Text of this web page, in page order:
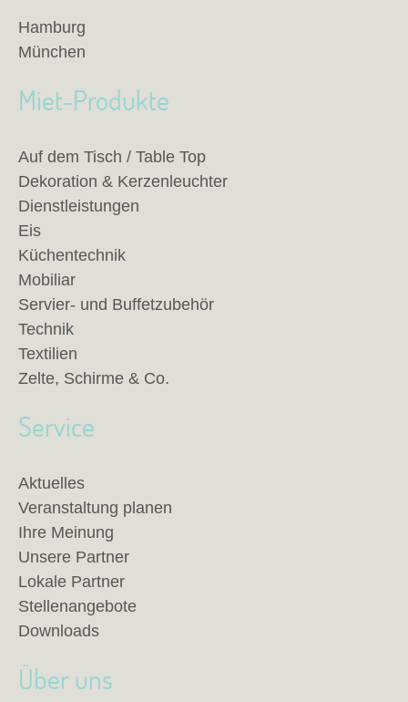
Hamburg
München
Miet-Produkte
Auf dem Tisch / Table Top
Dekoration & Kerzenleuchter
Dienstleistungen
Eis
Küchentechnik
Mobiliar
Servier- und Buffetzubehör
Technik
Textilien
Zelte, Schirme & Co.
Service
Aktuelles
Veranstaltung planen
Ihre Meinung
Unsere Partner
Lokale Partner
Stellenangebote
Downloads
Über uns